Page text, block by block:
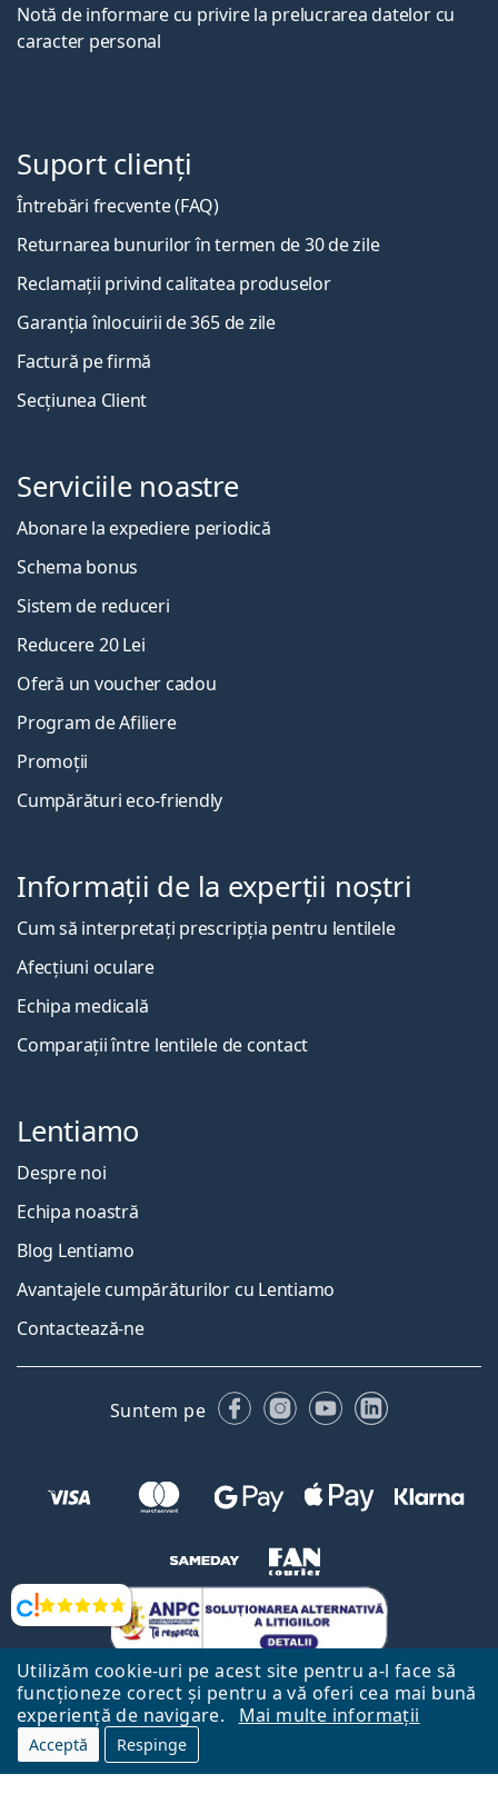
Utilizăm cookie-uri pe acest site pentru a-l face să
funcționeze corect și pentru a vă oferi cea mai bună
experiență de navigare.
Mai multe informații
Acceptă Respinge
Opinii
Notă de informare cu privire la prelucrarea datelor cu
caracter personal
Suport clienți
Întrebări frecvente (FAQ)
Returnarea bunurilor în termen de 30 de zile
Reclamații privind calitatea produselor
Garanția înlocuirii de 365 de zile
Factură pe firmă
Secțiunea Client
Serviciile noastre
Abonare la expediere periodică
Schema bonus
Sistem de reduceri
Reducere 20 Lei
Oferă un voucher cadou
Program de Afiliere
Promoții
Cumpărături eco-friendly
Informații de la experții noștri
Cum să interpretați prescripția pentru lentilele
Afecțiuni oculare
Echipa medicală
Comparații între lentilele de contact
Lentiamo
Despre noi
Echipa noastră
Blog Lentiamo
Avantajele cumpărăturilor cu Lentiamo
Contactează-ne
Suntem pe FacebookInstagram
YouTubeLinkedIn
Către Pagina Principală
Mai sus